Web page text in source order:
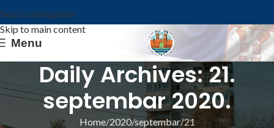
Skip to navigation
Skip to main content
Menu
Daily Archives: 21.
septembar 2020.
Home 2020 septembar 21